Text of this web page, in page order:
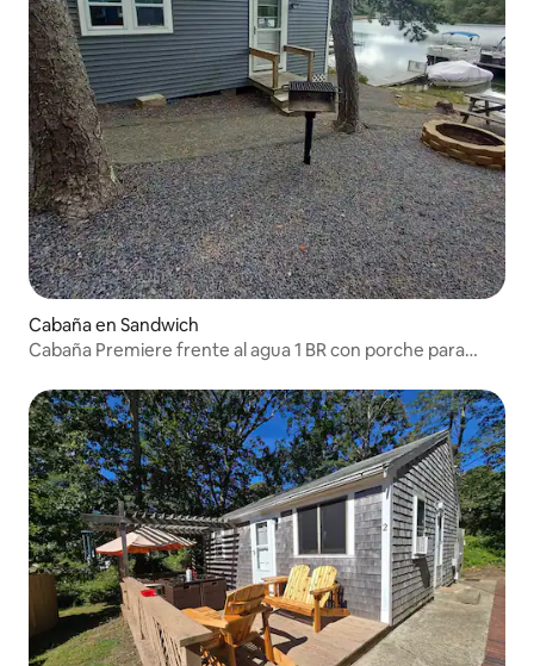
Cabaña en Sandwich
Cabaña Premiere frente al agua 1 BR con porche para